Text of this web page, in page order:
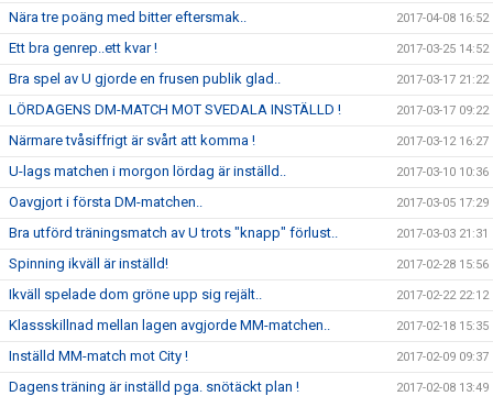
Nära tre poäng med bitter eftersmak.. 2017-04-08 16:52
Ett bra genrep..ett kvar ! 2017-03-25 14:52
Bra spel av U gjorde en frusen publik glad.. 2017-03-17 21:22
LÖRDAGENS DM-MATCH MOT SVEDALA INSTÄLLD ! 2017-03-17 09:22
Närmare tvåsiffrigt är svårt att komma ! 2017-03-12 16:27
U-lags matchen i morgon lördag är inställd.. 2017-03-10 10:36
Oavgjort i första DM-matchen.. 2017-03-05 17:29
Bra utförd träningsmatch av U trots "knapp" förlust.. 2017-03-03 21:31
Spinning ikväll är inställd! 2017-02-28 15:56
Ikväll spelade dom gröne upp sig rejält.. 2017-02-22 22:12
Klassskillnad mellan lagen avgjorde MM-matchen.. 2017-02-18 15:35
Inställd MM-match mot City ! 2017-02-09 09:37
Dagens träning är inställd pga. snötäckt plan ! 2017-02-08 13:49